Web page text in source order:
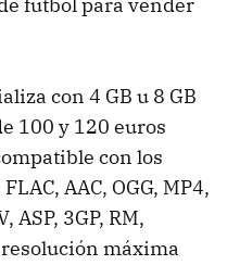
fútbol para vender
con 4 GB u 8 GB
100 y 120 euros
con los
FLAC, AAC, OGG, MP4,
, ASP, 3GP, RM,
máxima